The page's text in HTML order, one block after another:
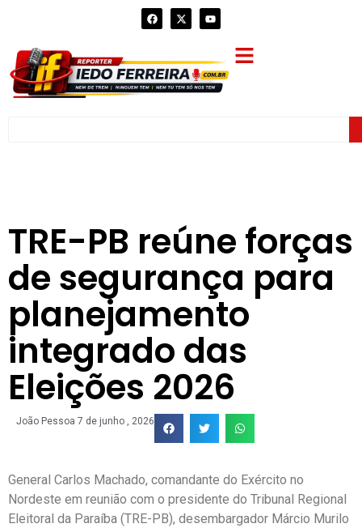
TRE-PB reúne forças
de segurança para
planejamento
integrado das
Eleições 2026
João Pessoa 7 de junho , 2026
General Carlos Machado, comandante do Exército no
Nordeste em reunião com o presidente do Tribunal Regional
Eleitoral da Paraíba (TRE-PB), desembargador Márcio Murilo